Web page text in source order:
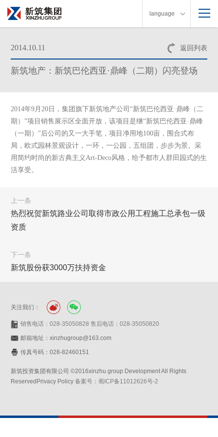
language
返回列表
2014.10.11
新筑地产：新筑巴伦西亚·鼎峰（二期）闪亮登场
2014年9月20日，集团旗下新筑地产公司“新筑巴伦西亚·鼎峰（二
期）”项目销售展示区全面开放，该项目是继“新筑巴伦西亚·鼎峰
（一期）”后公司的又一大手笔，项目净用地100亩，围合式布
局，欧式园林景观设计，一环，一公园，五组团，步步为景。采
用简约时尚的新古典主义Art-Deco风格，给予都市人群田园式的生
活享受。
上一条
热烈祝贺新筑路业公司取得市政公用工程施工总承包一级
资质
下一条
新筑股份获3000万扶持资金
关注我们：
销售电话：028-35050828 售后电话：028-35050820
邮箱地址：xinzhugroup@163.com
传真号码：028-82460151
新筑投资集团有限公司 ©2016xinzhu group Development All Rights
ReservedPrivacy Policy备案号：蜀ICP备11012626号-2